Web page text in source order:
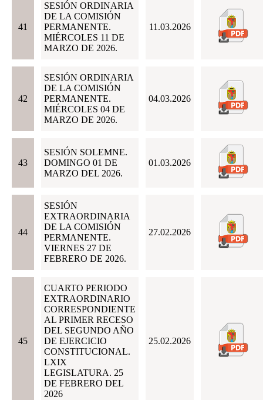
41
SESIÓN ORDINARIA
DE LA COMISIÓN
PERMANENTE.
MIÉRCOLES 11 DE
MARZO DE 2026.
11.03.2026
42
SESIÓN ORDINARIA
DE LA COMISIÓN
PERMANENTE.
MIÉRCOLES 04 DE
MARZO DE 2026.
04.03.2026
43
SESIÓN SOLEMNE.
DOMINGO 01 DE
MARZO DEL 2026.
01.03.2026
44
SESIÓN
EXTRAORDINARIA
DE LA COMISIÓN
PERMANENTE.
VIERNES 27 DE
FEBRERO DE 2026.
27.02.2026
45
CUARTO PERIODO
EXTRAORDINARIO
CORRESPONDIENTE
AL PRIMER RECESO
DEL SEGUNDO AÑO
DE EJERCICIO
CONSTITUCIONAL.
LXIX
LEGISLATURA. 25
DE FEBRERO DEL
2026
25.02.2026